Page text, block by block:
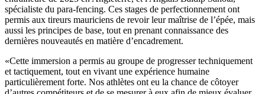
spécialiste du para-fencing. Ces stages de perfectionnement ont
permis aux tireurs mauriciens de revoir leur maîtrise de l’épée, mais
aussi les principes de base, tout en prenant connaissance des
dernières nouveautés en matière d’encadrement.
«Cette immersion a permis au groupe de progresser techniquement
et tactiquement, tout en vivant une expérience humaine
particulièrement forte. Nos athlètes ont eu la chance de côtoyer